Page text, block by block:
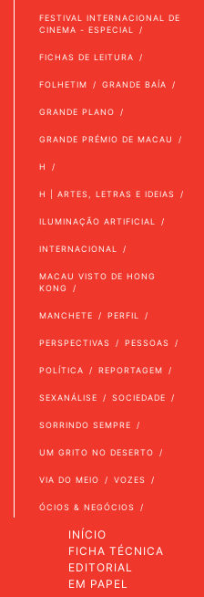
FESTIVAL INTERNACIONAL DE
CINEMA - ESPECIAL
FICHAS DE LEITURA
FOLHETIM GRANDE BAÍA
GRANDE PLANO
GRANDE PRÉMIO DE MACAU
H
H | ARTES, LETRAS E IDEIAS
ILUMINAÇÃO ARTIFICIAL
INTERNACIONAL
MACAU VISTO DE HONG
KONG
MANCHETE PERFIL
PERSPECTIVAS PESSOAS
POLÍTICA REPORTAGEM
SEXANÁLISE SOCIEDADE
SORRINDO SEMPRE
UM GRITO NO DESERTO
VIA DO MEIO VOZES
ÓCIOS & NEGÓCIOS
INÍCIO
FICHA TÉCNICA
EDITORIAL
EM PAPEL